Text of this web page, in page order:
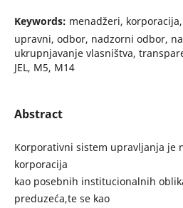
Keywords: menadžeri,
upravni, odbor, nadzorni odbor,
ukrupnjavanje vlasništva,
JEL, M5, M14
Abstract
Korporativni sistem upravljanja je
korporacija
kao posebnih institucionalnih
preduzeća,te se kao